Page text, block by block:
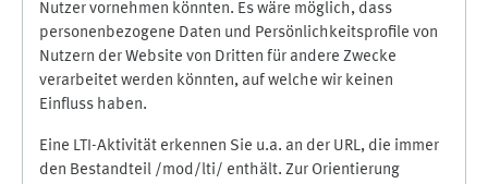
Nutzer vornehmen könnten. Es wäre möglich, dass
personenbezogene Daten und Persönlichkeitsprofile von
Nutzern der Website von Dritten für andere Zwecke
verarbeitet werden könnten, auf welche wir keinen
Einfluss haben.
Eine LTI-Aktivität erkennen Sie u.a. an der URL, die immer
den Bestandteil /mod/lti/ enthält. Zur Orientierung